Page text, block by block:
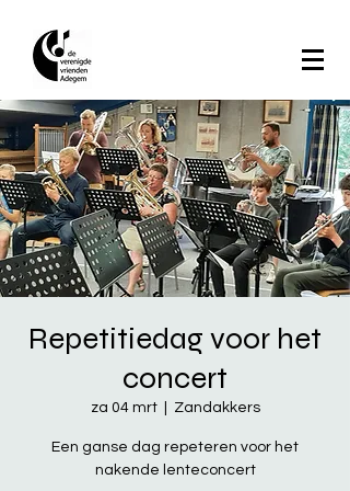
Repetitiedag voor het
concert
za 04 mrt
  |
Zandakkers
Een ganse dag repeteren voor het
nakende lenteconcert